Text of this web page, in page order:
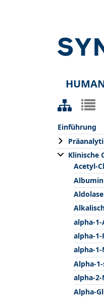
Einführung
Klinische
Acetyl-
Albumin
Aldolase
alpha-
alpha-
alpha-
Alpha-
alpha-
Alpha-